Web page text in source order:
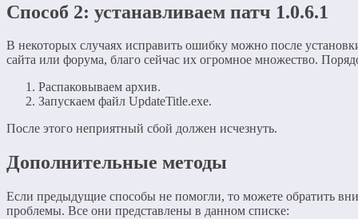
Способ 2: устанавливаем патч 1.0.6.1
В некоторых случаях исправить ошибку можно после
сайта или форума, благо сейчас их огромное множество.
Распаковываем архив.
Запускаем файл UpdateTitle.exe.
После этого неприятный сбой должен исчезнуть.
Дополнительные методы
Если предыдущие способы не помогли, то можете обратить
проблемы. Все они представлены в данном списке: